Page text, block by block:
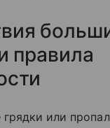
правила
или